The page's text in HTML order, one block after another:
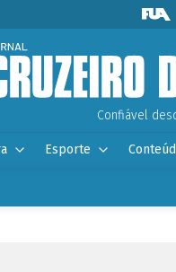
Confiável
Esporte